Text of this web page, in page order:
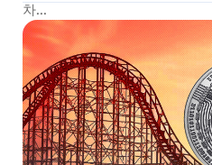
차...